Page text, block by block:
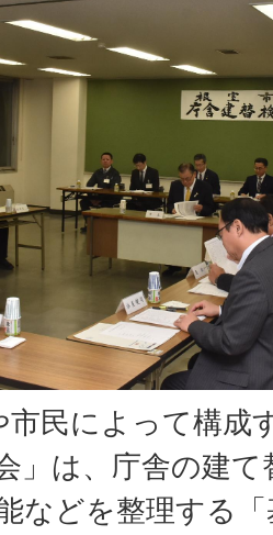
市民によって構成
」は、庁舎の建
などを整理する